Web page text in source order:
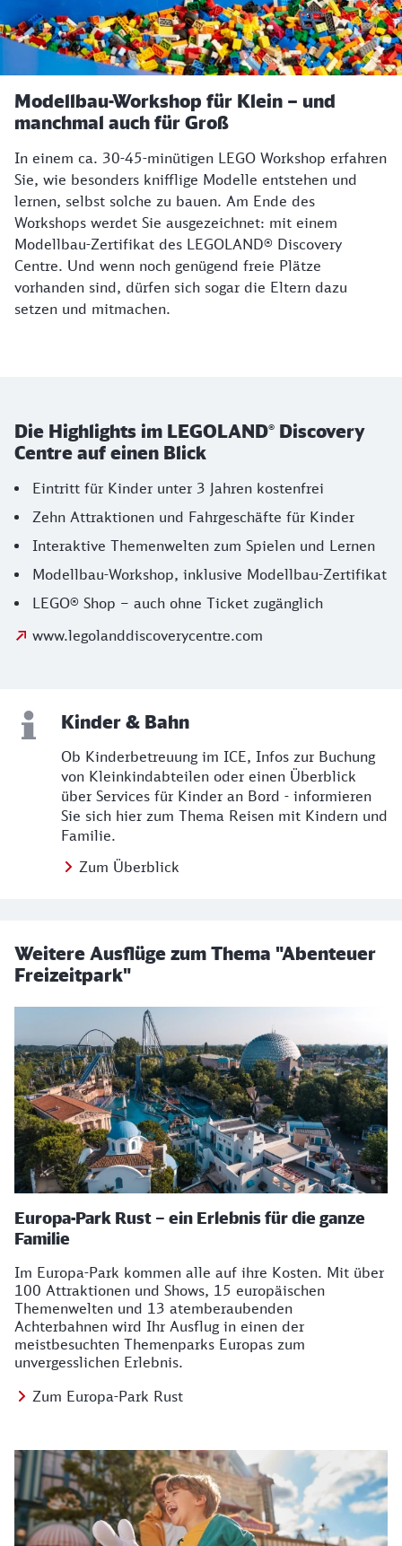
Modellbau-Workshop für Klein – und
manchmal auch für Groß
In einem ca. 30-45-minütigen LEGO Workshop erfahren
Sie, wie besonders knifflige Modelle entstehen und
lernen, selbst solche zu bauen. Am Ende des
Workshops werdet Sie ausgezeichnet: mit einem
Modellbau-Zertifikat des LEGOLAND® Discovery
Centre. Und wenn noch genügend freie Plätze
vorhanden sind, dürfen sich sogar die Eltern dazu
setzen und mitmachen.
Die Highlights im LEGOLAND® Discovery
Centre auf einen Blick
Eintritt für Kinder unter 3 Jahren kostenfrei
Zehn Attraktionen und Fahrgeschäfte für Kinder
Interaktive Themenwelten zum Spielen und Lernen
Modellbau-Workshop, inklusive Modellbau-Zertifikat
LEGO® Shop – auch ohne Ticket zugänglich
www.legolanddiscoverycentre.com
Kinder & Bahn
Ob Kinderbetreuung im ICE, Infos zur Buchung
von Kleinkindabteilen oder einen Überblick
über Services für Kinder an Bord - informieren
Sie sich hier zum Thema Reisen mit Kindern und
Familie.
Zum Überblick
Weitere Ausflüge zum Thema "Abenteuer
Freizeitpark"
Europa-Park Rust – ein Erlebnis für die ganze
Familie
Im Europa-Park kommen alle auf ihre Kosten. Mit über
100 Attraktionen und Shows, 15 europäischen
Themenwelten und 13 atemberaubenden
Achterbahnen wird Ihr Ausflug in einen der
meistbesuchten Themenparks Europas zum
unvergesslichen Erlebnis.
Zum Europa-Park Rust